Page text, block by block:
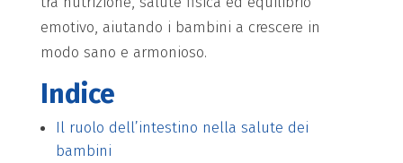
emotivo, aiutando i bambini a crescere in
modo sano e armonioso.
Indice
Il ruolo dell’intestino nella salute dei
bambini